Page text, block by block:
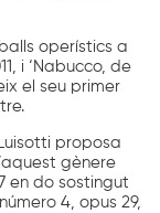
operístics a
i ‘Nabucco, de
el seu primer
proposa
gènere
en do sostingut
4, opus 29,